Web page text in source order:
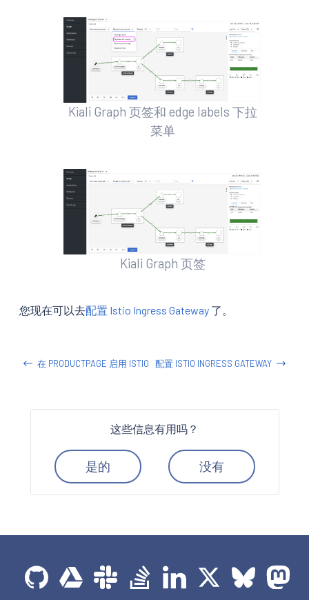
Kiali Graph 页签和 edge labels 下拉
菜单
Kiali Graph 页签
您现在可以去配置 Istio Ingress Gateway 了。
在 PRODUCTPAGE 启用 ISTIO 配置 ISTIO INGRESS GATEWAY
这些信息有用吗？
是的 没有